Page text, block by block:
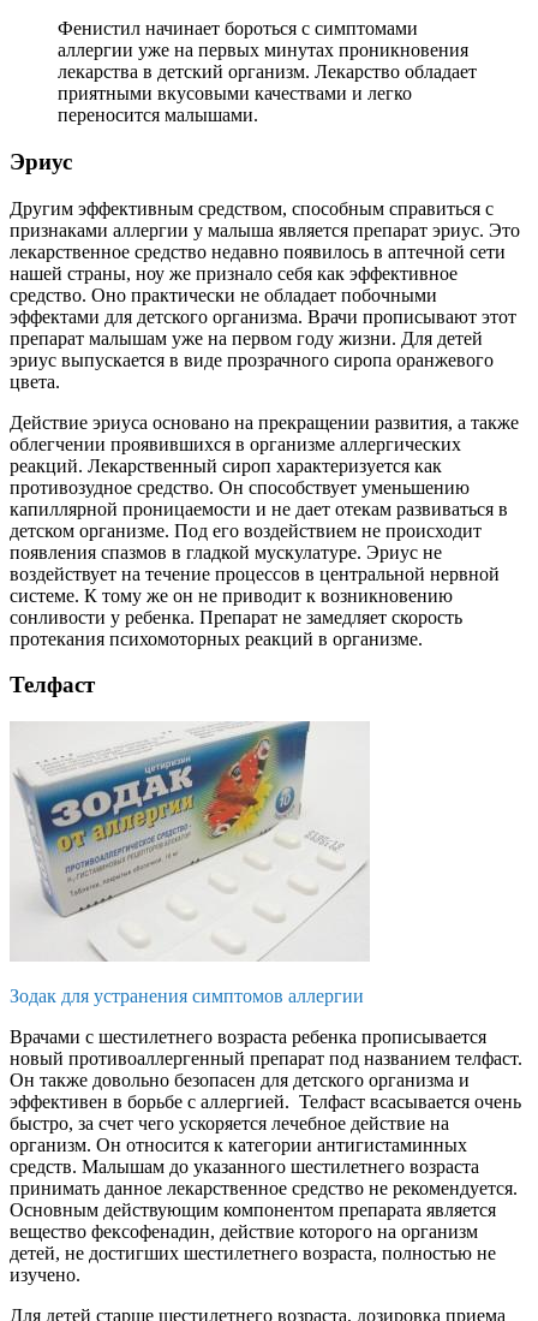
Фенистил начинает бороться с симптомами
аллергии уже на первых минутах проникновения
лекарства в детский организм. Лекарство обладает
приятными вкусовыми качествами и легко
переносится малышами.
Эриус
Другим эффективным средством, способным справиться с
признаками аллергии у малыша является препарат эриус. Это
лекарственное средство недавно появилось в аптечной сети
нашей страны, ноу же признало себя как эффективное
средство. Оно практически не обладает побочными
эффектами для детского организма. Врачи прописывают этот
препарат малышам уже на первом году жизни. Для детей
эриус выпускается в виде прозрачного сиропа оранжевого
цвета.
Действие эриуса основано на прекращении развития, а также
облегчении проявившихся в организме аллергических
реакций. Лекарственный сироп характеризуется как
противозудное средство. Он способствует уменьшению
капиллярной проницаемости и не дает отекам развиваться в
детском организме. Под его воздействием не происходит
появления спазмов в гладкой мускулатуре. Эриус не
воздействует на течение процессов в центральной нервной
системе. К тому же он не приводит к возникновению
сонливости у ребенка. Препарат не замедляет скорость
протекания психомоторных реакций в организме.
Телфаст
Зодак для устранения симптомов аллергии
Врачами с шестилетнего возраста ребенка прописывается
новый противоаллергенный препарат под названием телфаст.
Он также довольно безопасен для детского организма и
эффективен в борьбе с аллергией. Телфаст всасывается очень
быстро, за счет чего ускоряется лечебное действие на
организм. Он относится к категории антигистаминных
средств. Малышам до указанного шестилетнего возраста
принимать данное лекарственное средство не рекомендуется.
Основным действующим компонентом препарата является
вещество фексофенадин, действие которого на организм
детей, не достигших шестилетнего возраста, полностью не
изучено.
Для детей старше шестилетнего возраста, дозировка приема